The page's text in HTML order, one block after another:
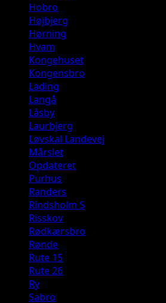
Hobro
Højbjerg
Hørning
Hvam
Kongehuset
Kongensbro
Lading
Langå
Låsby
Laurbjerg
Løvskal Landevej
Mårslet
Opdateret
Purhus
Randers
Rindsholm S
Risskov
Rødkærsbro
Rønde
Rute 15
Rute 26
Ry
Sabro